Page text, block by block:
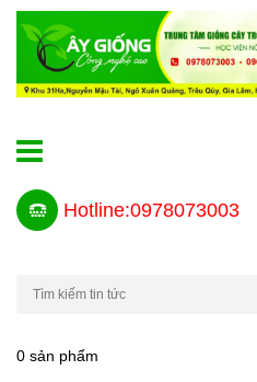
Hotline:0978073003
0 sản phẩm